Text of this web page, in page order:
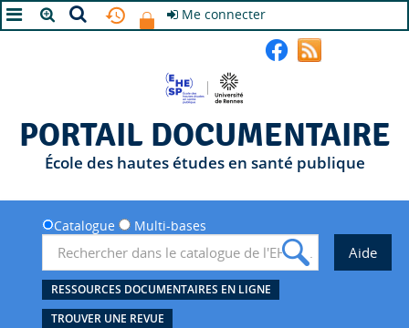
Me connecter
PORTAIL DOCUMENTAIRE
École des hautes études en santé publique
Catalogue Multi-bases
RESSOURCES DOCUMENTAIRES EN LIGNE
TROUVER UNE REVUE